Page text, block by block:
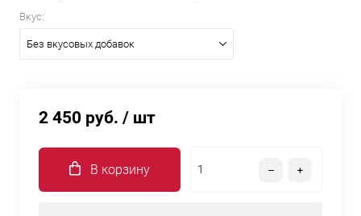
Вкус:
Без вкусовых добавок
2 450 руб. / шт
В корзину